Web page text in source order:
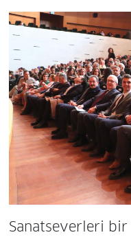
Sanatseverleri bir